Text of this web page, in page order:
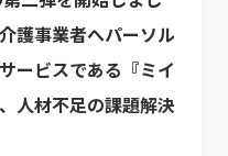
護事業者へパーソル
ービスである『ミイ
人材不足の課題解決